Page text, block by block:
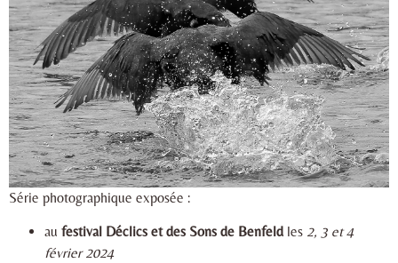
Série photographique exposée :
au festival Déclics et des Sons de Benfeldles 2, 3 et 4
février 2024